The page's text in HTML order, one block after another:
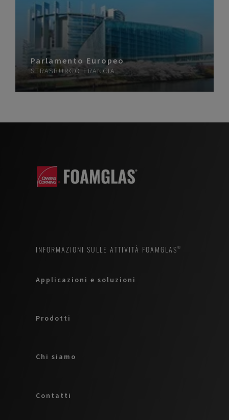
Parlamento Europeo
STRASBURGO FRANCIA
INFORMAZIONI SULLE ATTIVITÀ FOAMGLAS®
Applicazioni e soluzioni
Prodotti
Chi siamo
Contatti